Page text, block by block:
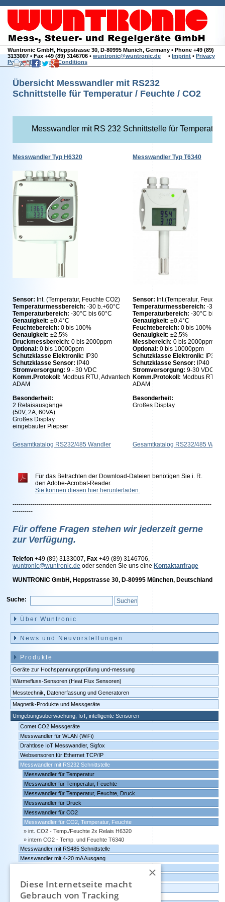
Wuntronic GmbH, Heppstrasse 30, D-80995 Munich, Germany • Phone +49 (89)
3133007 • Fax +49 (89) 3146706 • wuntronic@wuntronic.de • Imprint • Privacy
Policy•Terms and Conditions
Übersicht Messwandler mit RS232
Schnittstelle für Temperatur / Feuchte / CO2
Messwandler mit RS 232 Schnittstelle für Temperatur
Messwandler Typ H6320 Messwandler Typ T6340
Sensor: Int. (Temperatur, Feuchte CO2)
Temperaturmessbereich: -30 b.+60°C
Temperaturbereich: -30°C bis 60°C
Genauigkeit: ±0,4°C
Feuchtebereich: 0 bis 100%
Genauigkeit: ±2,5%
Druckmessbereich: 0 bis 2000ppm
Optional: 0 bis 10000ppm
Schutzklasse Elektronik:
IP30
Schutzklasse Sensor:
IP40
Stromversorgung: 9 - 30 VDC
Komm.Protokoll: Modbus RTU, Advantech
ADAM
Besonderheit:
2 Relaisausgänge
(50V, 2A, 60VA)
Großes Display
eingebauter Piepser
Sensor: Int.(Temperatur, Feuchte
Temperaturmessbereich: -30
Temperaturbereich: -30°C bis
Genauigkeit: ±0,4°C
Feuchtebereich: 0 bis 100%
Genauigkeit: ±2,5%
Messbereich: 0 bis 2000ppm
Optional: 0 bis 10000ppm
Schutzklasse Elektronik:
IP30
Schutzklasse Sensor:
IP40
Stromversorgung: 9-30 VDC
Komm.Protokoll: Modbus RTU,
ADAM
Besonderheit:
Großes Display
Gesamtkatalog RS232/485 Wandler Gesamtkatalog RS232/485
Für das Betrachten der Download-Dateien benötigen Sie i. R.
den Adobe-Acrobat-Reader.
Sie können diesen hier herunterladen.
---------------------------------------------------------------------------------------------------
----------
Für offene Fragen stehen wir jederzeit gerne
zur Verfügung.
Telefon +49 (89) 3133007, Fax +49 (89) 3146706,
wuntronic@wuntronic.de oder senden Sie uns eine Kontaktanfrage
WUNTRONIC GmbH, Heppstrasse 30, D-80995 München, Deutschland
Suche:
überspringen
Über Wuntronic
News und Neuvorstellungen
Produkte
Geräte zur Hochspannungsprüfung und-messung
Wärmefluss-Sensoren (Heat Flux Sensoren)
Messtechnik, Datenerfassung und Generatoren
Magnetik-Produkte und Messgeräte
Umgebungsüberwachung, IoT, intelligente Sensoren
Comet CO2 Messgeräte
Messwandler für WLAN (WiFi)
Drahtlose IoT Messwandler, Sigfox
Websensoren für Ethernet TCP/IP
Messwandler mit RS232 Schnittstelle
Messwandler für Temperatur
Messwandler für Temperatur, Feuchte
Messwandler für Temperatur, Feuchte, Druck
Messwandler für Druck
Messwandler für CO2
Messwandler für CO2, Temperatur, Feuchte
int. CO2 - Temp./Feuchte 2x Relais H6320
intern CO2 - Temp. und Feuchte T6340
Messwandler mit RS485 Schnittstelle
Messwandler mit 4-20 mA Ausgang
Datenlogger, Datenrekorder, Messwandler
×
Diese Internetseite macht
Gebrauch von Tracking